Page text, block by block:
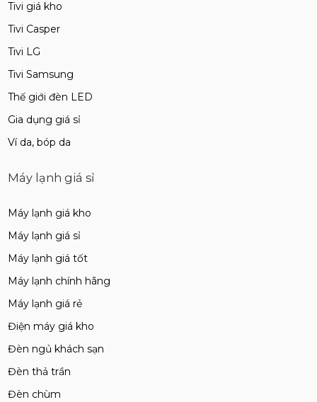
Tivi giá kho
Tivi Casper
Tivi LG
Tivi Samsung
Thế giới đèn LED
Gia dụng giá sỉ
Ví da, bóp da
Máy lạnh giá sỉ
Máy lạnh giá kho
Máy lạnh giá sỉ
Máy lạnh giá tốt
Máy lạnh chính hãng
Máy lạnh giá rẻ
Điện máy giá kho
Đèn ngủ khách sạn
Đèn thả trần
Đèn chùm